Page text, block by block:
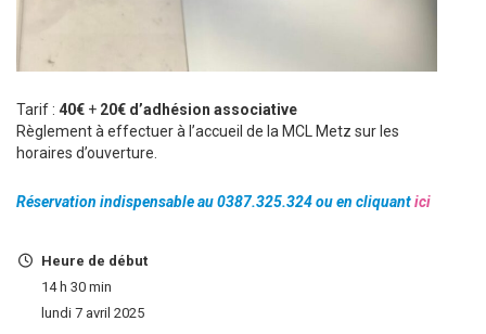
Tarif : 40€ + 20€ d’adhésion associative
Règlement à effectuer à l’accueil de la MCL Metz sur les
horaires d’ouverture.
Réservation indispensable au 0387.325.324 ou en cliquantici
Heure de début
14 h 30 min
lundi 7 avril 2025